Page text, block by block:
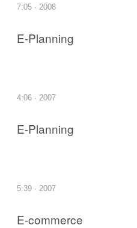
7:05 · 2008
E-Planning
4:06 · 2007
E-Planning
5:39 · 2007
E-commerce